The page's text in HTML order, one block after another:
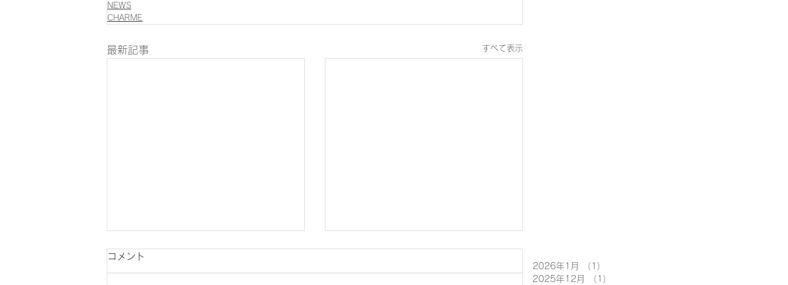
NEWS
CHARME
最新記事 すべて表示
コメント
2026年1月 （1）
2025年12月
（1）